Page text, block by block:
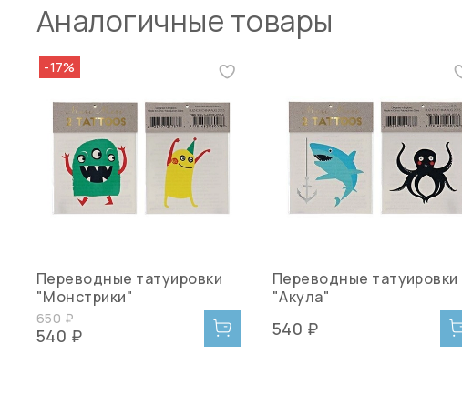
Аналогичные товары
-17%
Переводные татуировки
"Монстрики"
650 ₽
540 ₽
Переводные татуировки
"Акула"
540 ₽